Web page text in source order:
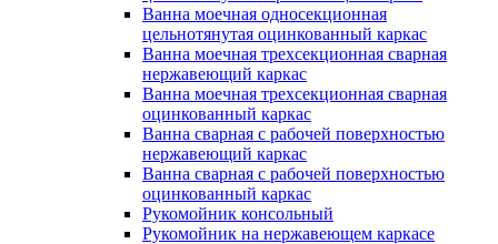
Ванна моечная односекционная
цельнотянутая оцинкованный каркас
Ванна моечная трехсекционная сварная
нержавеющий каркас
Ванна моечная трехсекционная сварная
оцинкованный каркас
Ванна сварная с рабочей поверхностью
нержавеющий каркас
Ванна сварная с рабочей поверхностью
оцинкованный каркас
Рукомойник консольный
Рукомойник на нержавеющем каркасе